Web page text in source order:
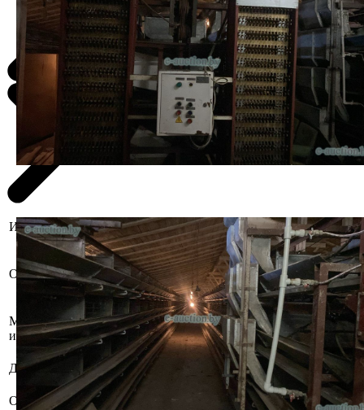
Информация о предмете торгов
Описание имущества
Бывшее в эксплуатации
оборудование, пригодное для
дальнейшего использования.
Вместимость 32000 голов. Для
здания 12*84 метра.
Местоположение
имущества
Минская область, Воложинский р-н,
аг. Раков, ул. Советская, 77, в. 1-15
Должник
Общество с ограниченной
ответственностью
"АГРОСНАБКОМПЛЕКТ ПЛЮС"
Обременения
Арест судебного исполнителя.